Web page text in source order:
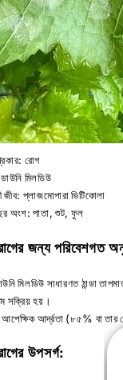
রোগ
মিলডিউ
জীব: প্লাজমোপারা ভিটিকোলা
অংশ: পাতা, শুট, ফুল
জন্য পরিবেশগত
মিলডিউ সাধারণত ঠান্ডা
সক্রিয় হয়।
আপেক্ষিক আর্দ্রতা (৮৫% বা
উপসর্গ: